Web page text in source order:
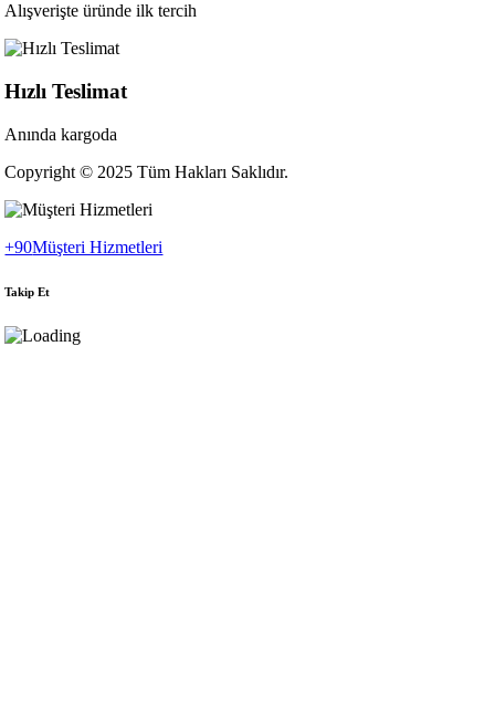
Alışverişte üründe ilk tercih
Hızlı Teslimat
Anında kargoda
Copyright © 2025 Tüm Hakları Saklıdır.
+90Müşteri Hizmetleri
Takip Et